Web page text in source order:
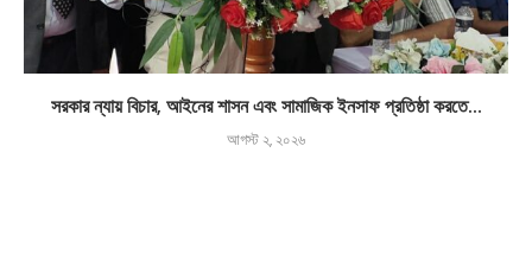
সরকার ন্যায় বিচার, আইনের শাসন এবং সামাজিক ইনসাফ প্রতিষ্ঠা করতে...
আগস্ট ২, ২০২৬